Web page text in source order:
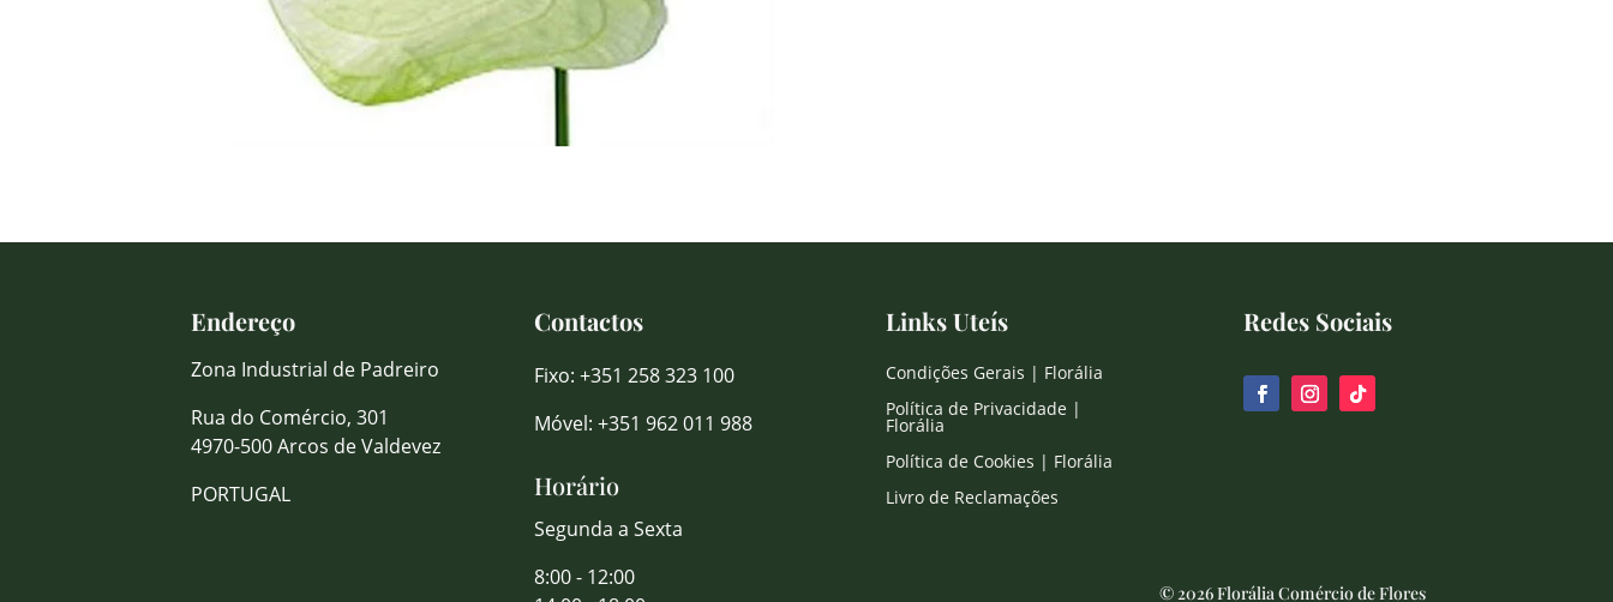
Endereço
Zona Industrial de Padreiro
Rua do Comércio, 301
4970-500 Arcos de Valdevez
PORTUGAL
Contactos
Fixo: +351 258 323 100
Móvel: +351 962 011 988
Horário
Segunda a Sexta
8:00 - 12:00
Links Uteís
Condições Gerais | Florália
Política de Privacidade |
Florália
Política de Cookies | Florália
Livro de Reclamações
Redes Sociais
© 2026 Florália Comércio de Flores